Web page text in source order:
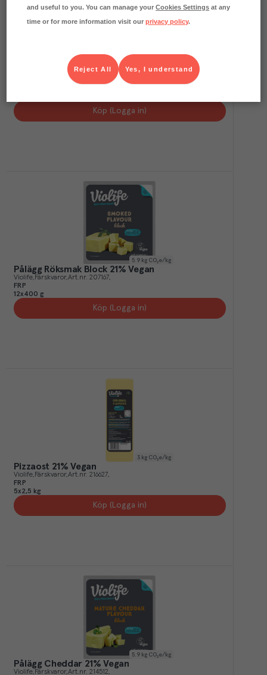
Veggie Riven 24%
Färskvaror
212555
Köp (Logga in)
5.9 kg CO₂e/kg
Pålägg Röksmak Block 21% Vegan
Violife Färskvaror Art.nr. 207167
FRP
12x400 g
Köp (Logga in)
3 kg CO₂e/kg
Pizzaost 21% Vegan
Violife Färskvaror Art.nr. 216627
FRP
5x2,5 kg
Köp (Logga in)
5.9 kg CO₂e/kg
Pålägg Cheddar 21% Vegan
Violife Färskvaror Art.nr. 214512
and useful to you. You can manage yourCookies Settings at any
time or for more information visit ourprivacy policy.
Yes, I understand
Reject All